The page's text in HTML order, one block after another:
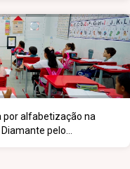
por alfabetização na
pelo